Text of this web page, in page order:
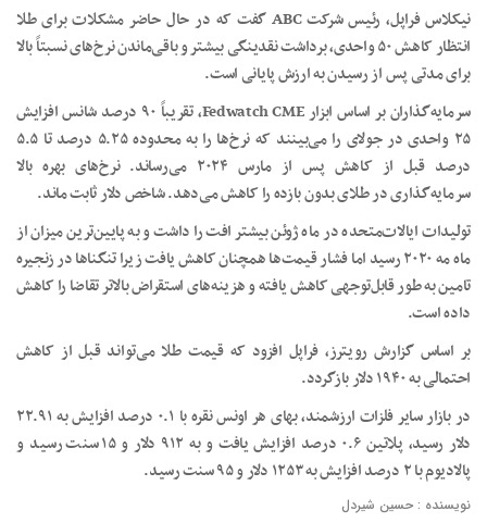
نیکلاس فراپل، رئیس شرکت ABC گفت که در حال حاضر مشکلات برای طلا
انتظار کاهش ۵۰ واحدی، برداشت نقدینگی بیشتر و باقی‌ماندن نرخ‌های نسبتاً بالا
برای مدتی پس از رسیدن به ارزش پایانی است.
سرمایه‌گذاران بر اساس ابزار Fedwatch CME، تقریباً ۹۰ درصد شانس افزایش
۲۵ واحدی در جولای را می‌بینند که نرخ‌ها را به محدوده ۵.۲۵ درصد تا ۵.۵
درصد قبل از کاهش پس از مارس ۲۰۲۴ می‌رساند. نرخ‌های بهره بالا
سرمایه‌گذاری در طلای بدون بازده را کاهش می‌دهد. شاخص دلار ثابت ماند.
تولیدات ایالات‌متحده در ماه ژوئن بیشتر افت را داشت و به پایین‌ترین میزان از
ماه مه ۲۰۲۰ رسید اما فشار قیمت‌ها همچنان کاهش یافت زیرا تنگناها در زنجیره
تامین به طور قابل‌توجهی کاهش یافته و هزینه‌های استقراض بالاتر تقاضا را کاهش
داده است.
بر اساس گزارش رویترز، فراپل افزود که قیمت طلا می‌تواند قبل از کاهش
احتمالی به ۱۹۴۰ دلار بازگردد.
در بازار سایر فلزات ارزشمند، بهای هر اونس نقره با ۰.۱ درصد افزایش به ۲۲.۹۱
دلار رسید، پلاتین ۰.۶ درصد افزایش یافت و به ۹۱۲ دلار و ۱۵ سنت رسید و
پالادیوم با ۲ درصد افزایش به ۱۲۵۳ دلار و ۹۵ سنت رسید.
نویسنده : حسین شیردل